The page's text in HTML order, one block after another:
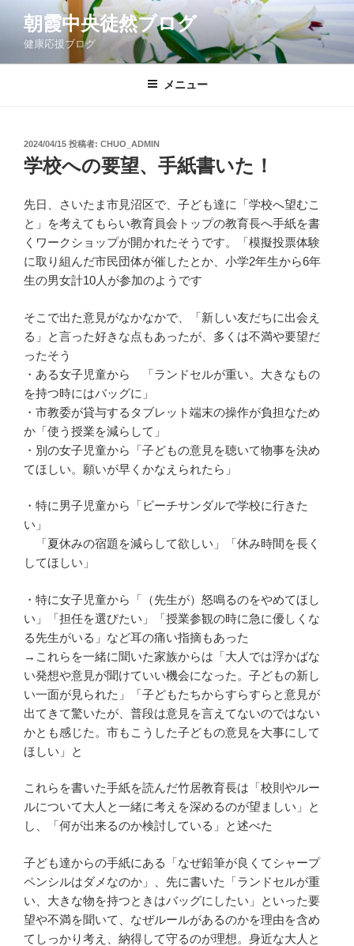
ン
朝霞中央徒然ブログ
健康応援ブログ
メニュー
投
稿
日:
2024/04/15 投稿者: CHUO_ADMIN
学校への要望、手紙書いた！
先日、さいたま市見沼区で、子ども達に「学校へ望むこ
と」を考えてもらい教育員会トップの教育長へ手紙を書
くワークショップが開かれたそうです。「模擬投票体験
に取り組んだ市民団体が催したとか、小学2年生から6年
生の男女計10人が参加のようです
そこで出た意見がなかなかで、「新しい友だちに出会え
る」と言った好きな点もあったが、多くは不満や要望だ
ったそう
・ある女子児童から 「ランドセルが重い。大きなもの
を持つ時にはバッグに」
・市教委が貸与するタブレット端末の操作が負担なため
か「使う授業を減らして」
・別の女子児童から「子どもの意見を聴いて物事を決め
てほしい。願いが早くかなえられたら」
・特に男子児童から「ビーチサンダルで学校に行きた
い」
「夏休みの宿題を減らして欲しい」「休み時間を長く
してほしい」
・特に女子児童から「（先生が）怒鳴るのをやめてほし
い」「担任を選びたい」「授業参観の時に急に優しくな
る先生がいる」など耳の痛い指摘もあった
→これらを一緒に聞いた家族からは「大人では浮かばな
い発想や意見が聞けていい機会になった。子どもの新し
い一面が見られた」「子どもたちからすらすらと意見が
出てきて驚いたが、普段は意見を言えてないのではない
かとも感じた。市もこうした子どもの意見を大事にして
ほしい」と
これらを書いた手紙を読んだ竹居教育長は「校則やルー
ルについて大人と一緒に考えを深めるのが望ましい」と
し、「何が出来るのか検討している」と述べた
子ども達からの手紙にある「なぜ鉛筆が良くてシャープ
ペンシルはダメなのか」、先に書いた「ランドセルが重
い、大きな物を持つときはバッグにしたい」といった要
望や不満を聞いて、なぜルールがあるのかを理由を含め
てしっかり考え、納得して守るのが理想。身近な大人と